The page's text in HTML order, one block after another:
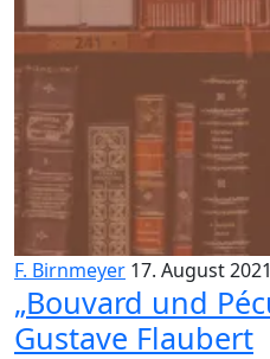
F. Birnmeyer 17. August 2021
„Bouvard und
Gustave Flaubert